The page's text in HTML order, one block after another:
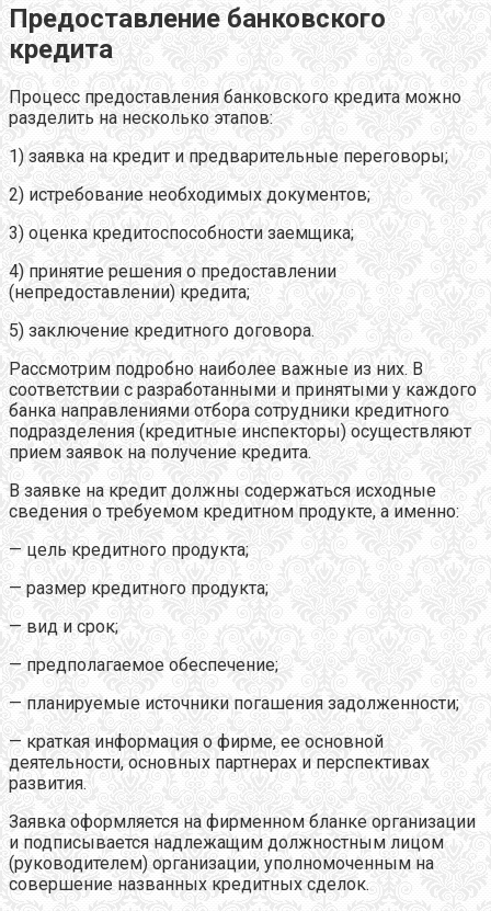
Предоставление банковского
кредита
Процесс предоставления банковского кредита можно
разделить на несколько этапов:
1) заявка на кредит и предварительные переговоры;
2) истребование необходимых документов;
3) оценка кредитоспособности заемщика;
4) принятие решения о предоставлении
(непредоставлении) кредита;
5) заключение кредитного договора.
Рассмотрим подробно наиболее важные из них. В
соответствии с разработанными и принятыми у каждого
банка направлениями отбора сотрудники кредитного
подразделения (кредитные инспекторы) осуществляют
прием заявок на получение кредита.
В заявке на кредит должны содержаться исходные
сведения о требуемом кредитном продукте, а именно:
— цель кредитного продукта;
— размер кредитного продукта;
— вид и срок;
— предполагаемое обеспечение;
— планируемые источники погашения задолженности;
— краткая информация о фирме, ее основной
деятельности, основных партнерах и перспективах
развития.
Заявка оформляется на фирменном бланке организации
и подписывается надлежащим должностным лицом
(руководителем) организации, уполномоченным на
совершение названных кредитных сделок.